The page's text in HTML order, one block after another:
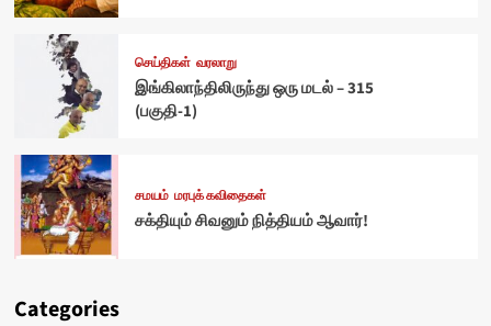
செய்திகள் வரலாறு
இங்கிலாந்திலிருந்து ஒரு மடல் – 315
(பகுதி-1)
சமயம் மரபுக் கவிதைகள்
சக்தியும் சிவனும் நித்தியம் ஆவார்!
Categories